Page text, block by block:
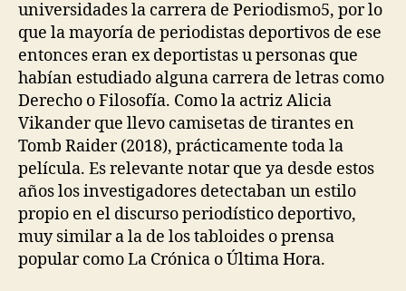
universidades la carrera de Periodismo5, por lo
que la mayoría de periodistas deportivos de ese
entonces eran ex deportistas u personas que
habían estudiado alguna carrera de letras como
Derecho o Filosofía. Como la actriz Alicia
Vikander que llevo camisetas de tirantes en
Tomb Raider (2018), prácticamente toda la
película. Es relevante notar que ya desde estos
años los investigadores detectaban un estilo
propio en el discurso periodístico deportivo,
muy similar a la de los tabloides o prensa
popular como La Crónica o Última Hora.